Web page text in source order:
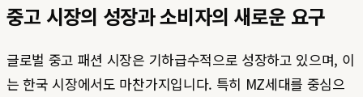
중고 시장의 성장과 소비자의 새로운 요구
글로벌 중고 패션 시장은 기하급수적으로 성장하고 있으며, 이
는 한국 시장에서도 마찬가지입니다. 특히 MZ세대를 중심으